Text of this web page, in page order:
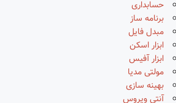
حسابداری
برنامه ساز
مبدل فایل
ابزار اسکن
ابزار آفیس
مولتی مدیا
بهینه سازی
آنتی ویروس